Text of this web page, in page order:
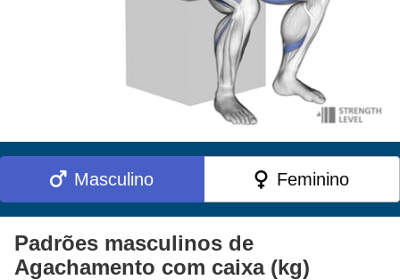
Masculino Feminino
Padrões masculinos de
Agachamento com caixa (kg)